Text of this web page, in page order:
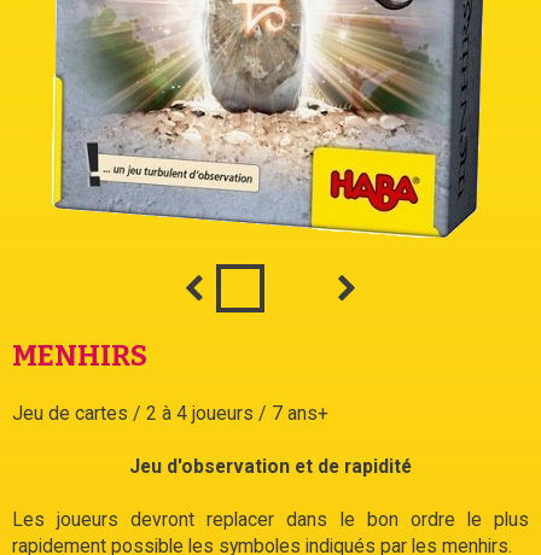
MENHIRS
Jeu de cartes / 2 à 4 joueurs / 7 ans+
Jeu d'observation et de rapidité
Les joueurs devront replacer dans le bon ordre le plus
rapidement possible les symboles indiqués par les menhirs.